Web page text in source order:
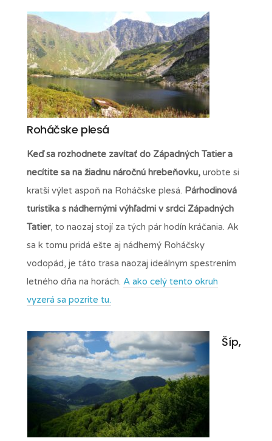
Roháčske plesá
Keď sa rozhodnete zavítať do Západných Tatier a
necítite sa na žiadnu náročnú hrebeňovku, urobte si
kratší výlet aspoň na Roháčske plesá. Párhodinová
turistika s nádhernými výhľadmi v srdci Západných
Tatier, to naozaj stojí za tých pár hodín kráčania. Ak
sa k tomu pridá ešte aj nádherný Roháčsky
vodopád, je táto trasa naozaj ideálnym spestrením
letného dňa na horách. A ako celý tento okruh
vyzerá sa pozrite tu.
Šíp,